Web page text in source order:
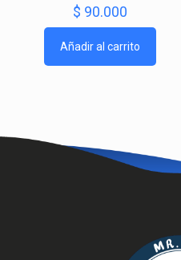
$ 90.000
Añadir al carrito